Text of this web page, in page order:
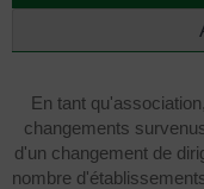
En tant
changements
d'un changement de
nombre